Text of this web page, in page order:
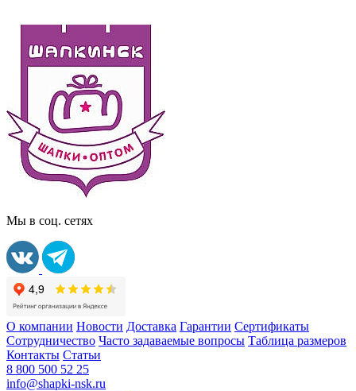
Мы в соц. сетях
О компании Новости Доставка Гарантии Сертификаты
Сотрудничество Часто задаваемые вопросы Таблица размеров
Контакты Статьи
8 800 500 52 25
info@shapki-nsk.ru